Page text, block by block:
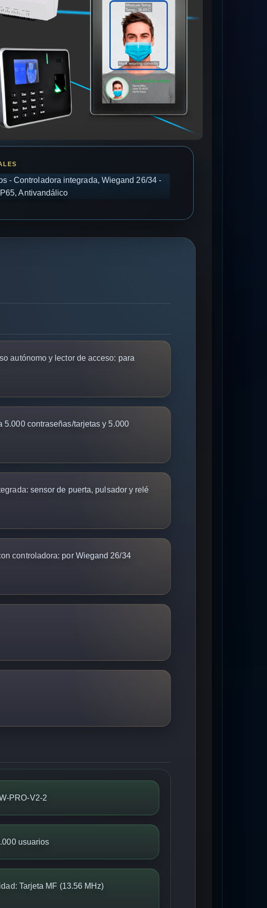
- Controladora integrada, Wiegand 26/34 -
Antivandálico
autónomo y lector de acceso: para
5.000 contraseñas/tarjetas y 5.000
sensor de puerta, pulsador y relé
controladora: por Wiegand 26/34
PRO-V2-2
usuarios
Tarjeta MF (13.56 MHz)